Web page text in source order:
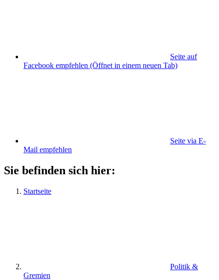
Seite auf
Facebook empfehlen (Öffnet in einem neuen Tab)
Seite via E-
Mail empfehlen
Sie befinden sich hier:
Startseite
Politik &
Gremien